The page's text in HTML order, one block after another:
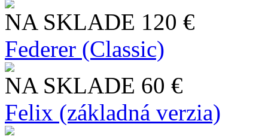
NA SKLADE 120 €
Federer (Classic)
NA SKLADE 60 €
Felix (základná verzia)